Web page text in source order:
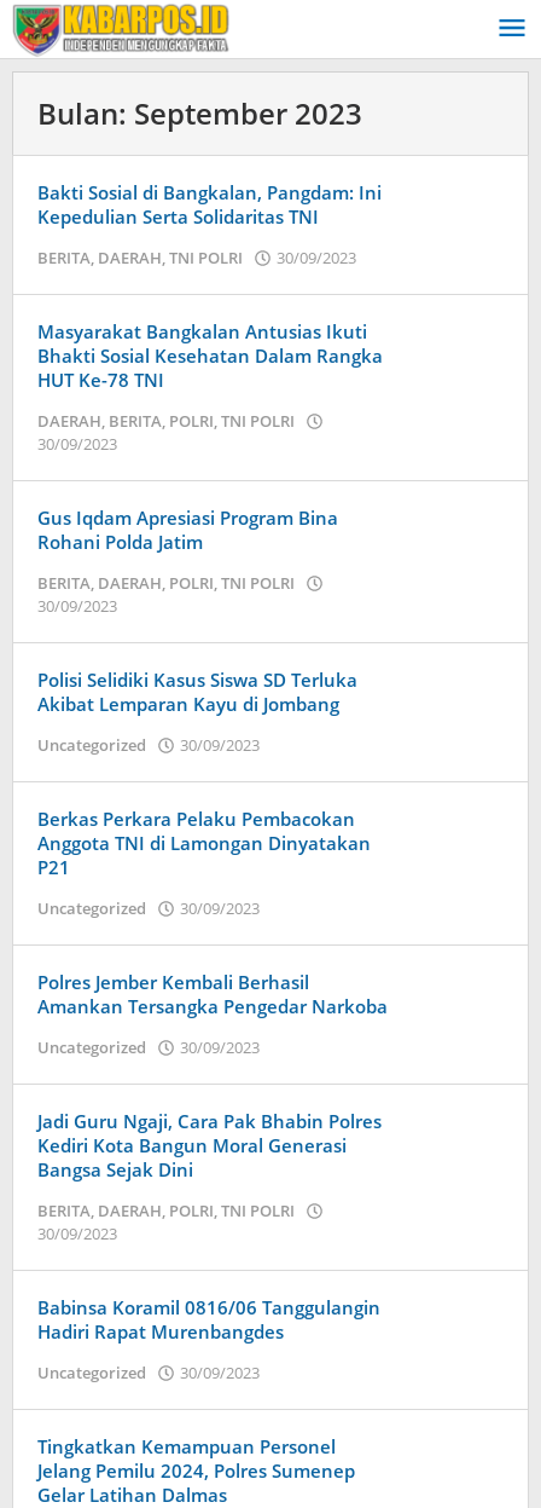
Lewati
ke
konten
Bulan: September 2023
Bakti Sosial di Bangkalan, Pangdam: Ini
Kepedulian Serta Solidaritas TNI
BERITA, DAERAH,TNI POLRI 30/09/2023
Masyarakat Bangkalan Antusias Ikuti
Bhakti Sosial Kesehatan Dalam Rangka
HUT Ke-78 TNI
DAERAH, BERITA, POLRI,TNI POLRI
30/09/2023
Gus Iqdam Apresiasi Program Bina
Rohani Polda Jatim
BERITA, DAERAH, POLRI,TNI POLRI
30/09/2023
Polisi Selidiki Kasus Siswa SD Terluka
Akibat Lemparan Kayu di Jombang
Uncategorized 30/09/2023
Berkas Perkara Pelaku Pembacokan
Anggota TNI di Lamongan Dinyatakan
P21
Uncategorized 30/09/2023
Polres Jember Kembali Berhasil
Amankan Tersangka Pengedar Narkoba
Uncategorized 30/09/2023
Jadi Guru Ngaji, Cara Pak Bhabin Polres
Kediri Kota Bangun Moral Generasi
Bangsa Sejak Dini
BERITA, DAERAH, POLRI,TNI POLRI
30/09/2023
Babinsa Koramil 0816/06 Tanggulangin
Hadiri Rapat Murenbangdes
Uncategorized 30/09/2023
Tingkatkan Kemampuan Personel
Jelang Pemilu 2024, Polres Sumenep
Gelar Latihan Dalmas